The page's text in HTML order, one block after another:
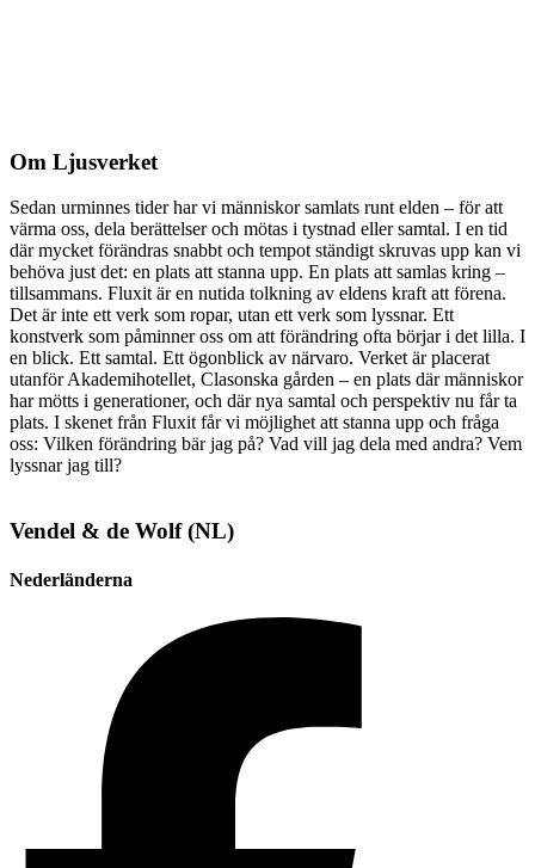
Om Ljusverket
Sedan urminnes tider har vi människor samlats runt elden – för att
värma oss, dela berättelser och mötas i tystnad eller samtal. I en tid
där mycket förändras snabbt och tempot ständigt skruvas upp kan vi
behöva just det: en plats att stanna upp. En plats att samlas kring –
tillsammans. Fluxit är en nutida tolkning av eldens kraft att förena.
Det är inte ett verk som ropar, utan ett verk som lyssnar. Ett
konstverk som påminner oss om att förändring ofta börjar i det lilla. I
en blick. Ett samtal. Ett ögonblick av närvaro. Verket är placerat
utanför Akademihotellet, Clasonska gården – en plats där människor
har mötts i generationer, och där nya samtal och perspektiv nu får ta
plats. I skenet från Fluxit får vi möjlighet att stanna upp och fråga
oss: Vilken förändring bär jag på? Vad vill jag dela med andra? Vem
lyssnar jag till?
Vendel & de Wolf (NL)
Nederländerna